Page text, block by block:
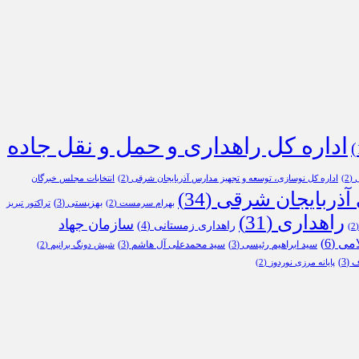
اداره کل راهداری و حمل و نقل جاده
(2) اداره کل نوسازی، توسعه و تجهیز مدارس آذربایجان شرقی (2) انتخابات مجلس خبرگان
آذربایجان شرقی (34) بهرام سرمست (2) بهزیستی (3) تراکتور تبریز
راهداری (31) راهداری زمستانی (4) سازمان جهاد
(6) سید ابراهیم رئیسی (3) سید محمدعلی آل هاشم (3) شیش دونگ برانیم (2)
(3) پایانه مرزی نوردوز (2)